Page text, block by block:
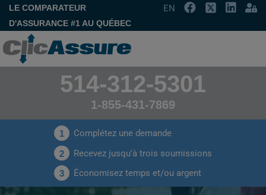
LE COMPARATEUR
D'ASSURANCE #1 AU QUÉBEC
EN
514-312-5301
1-855-431-7869
1 Complétez une demande
2 Recevez jusqu'à trois soumissions
3 Économisez temps et/ou argent